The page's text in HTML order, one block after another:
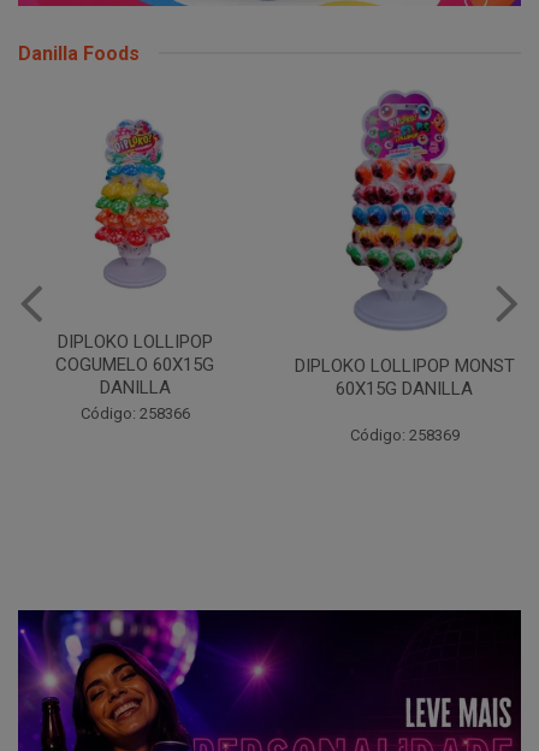
Danilla Foods
DIPLOKO LOLLIPOP
COGUMELO 60X15G
DANILLA
Código: 258366
DIPLOKO LOLLIPOP MONST
60X15G DANILLA
Código: 258369